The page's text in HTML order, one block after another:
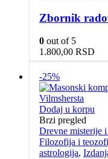
Zbornik
0 out of 5
1.800,00 RSD
-25%
Dodaj u korpu
Brzi pregled
Drevne misterije i
Filozofija i
astrologija,